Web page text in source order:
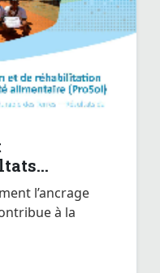
l’ancrage
à la